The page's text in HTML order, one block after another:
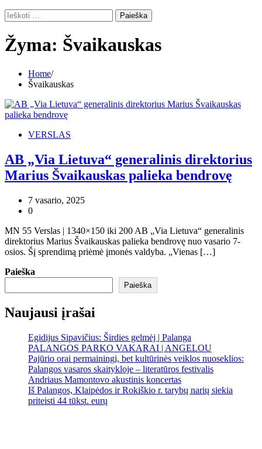
Ieškoti:
Žyma: Švaikauskas
Home
Švaikauskas
VERSLAS
AB „Via Lietuva“ generalinis direktorius
Marius Švaikauskas palieka bendrovę
7 vasario, 2025
0
MN 55 Verslas | 1340×150 iki 200 AB „Via Lietuva“ generalinis
direktorius Marius Švaikauskas palieka bendrovę nuo vasario 7-
osios. Šį sprendimą priėmė įmonės valdyba. „Vienas […]
Paieška
Paieška
Naujausi įrašai
Egidijus Sipavičius: Širdies gelmėj | Palanga
PALANGOS PARKO VAKARAI | ANGELOU
Pajūrio orai permainingi, bet kultūrinės veiklos nuoseklios:
Palangos vasaros skaitykloje – literatūros festivalis
Andriaus Mamontovo akustinis koncertas
Iš Palangos, Klaipėdos ir Rokiškio r. tarybų narių siekia
priteisti 44 tūkst. eurų